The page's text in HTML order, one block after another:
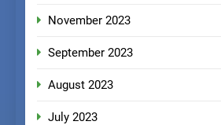
November 2023
September 2023
August 2023
July 2023